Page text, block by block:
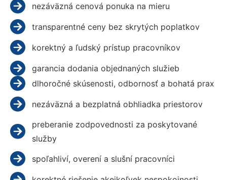
nezáväzná cenová ponuka na mieru
transparentné ceny bez skrytých poplatkov
korektný a ľudský prístup pracovníkov
garancia dodania objednaných služieb
dlhoročné skúsenosti, odbornosť a bohatá prax
nezáväzná a bezplatná obhliadka priestorov
preberanie zodpovednosti za poskytované
služby
spoľahliví, overení a slušní pracovníci